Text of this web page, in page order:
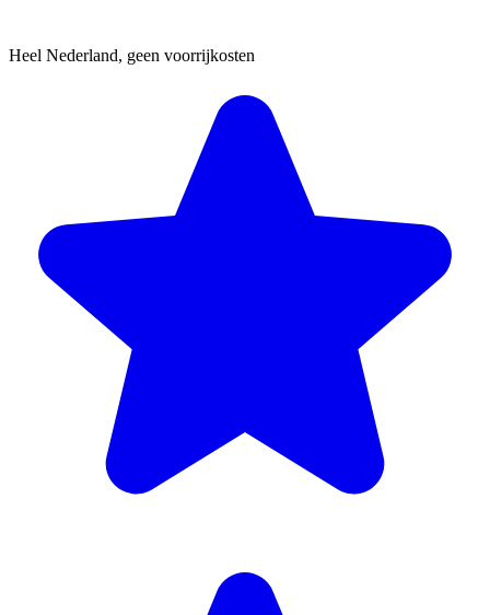
Heel Nederland, geen voorrijkosten